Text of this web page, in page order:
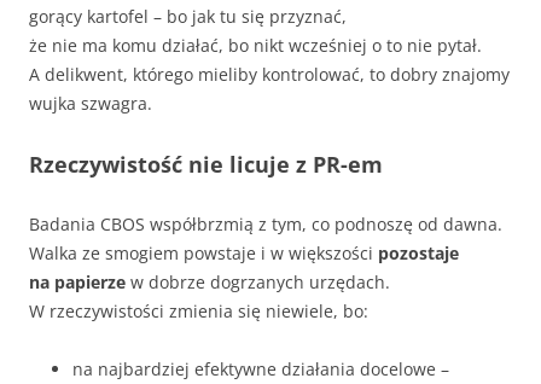
gorący kartofel – bo jak tu się przyznać,
że nie ma komu działać, bo nikt wcześniej o to nie pytał.
A delikwent, którego mieliby kontrolować, to dobry znajomy
wujka szwagra.
Rzeczywistość nie licuje z PR-em
Badania CBOS współbrzmią z tym, co podnoszę od dawna.
Walka ze smogiem powstaje i w większości pozostaje
na papierze w dobrze dogrzanych urzędach.
W rzeczywistości zmienia się niewiele, bo:
na najbardziej efektywne działania docelowe –